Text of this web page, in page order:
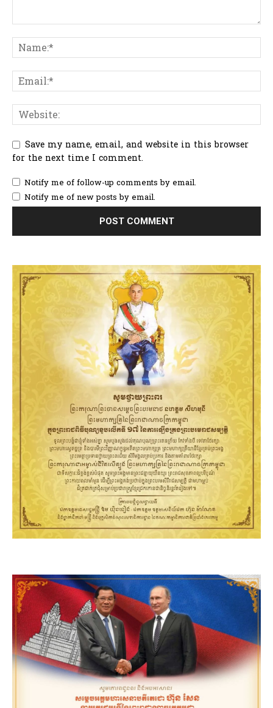
Save my name, email, and website in this browser
for the next time I comment.
Notify me of follow-up comments by email.
Notify me of new posts by email.